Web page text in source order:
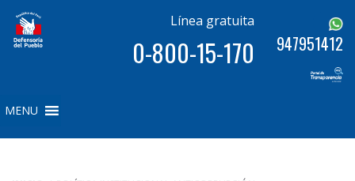
Línea gratuita
0-800-15-170 947951412
MENU